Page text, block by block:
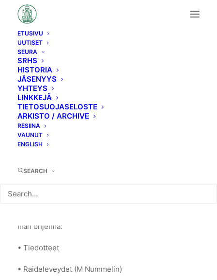
ETUSIVU
UUTISET
SEURA
SRHS
HISTORIA
JÄSENYYS
YHTEYS
LINKKEJÄ
TIETOSUOJASELOSTE
ARKISTO / ARCHIVE
RESIINA
VAUNUT
ENGLISH
SEARCH
Uutinen/tapahtuma
Kerhoilta 9.2.2026
Helsingissä Hotel Arthurissa (Vuorikatu 19) alkaen
Illan ohjelma:
• Tiedotteet
• Raideleveydet (M Nummelin)